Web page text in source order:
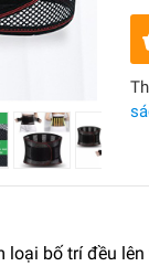
bố trí đều